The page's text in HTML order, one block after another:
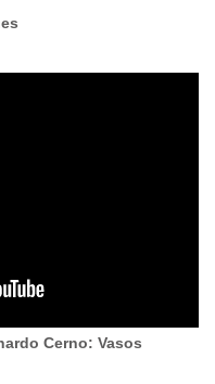
Cerno: Vasos